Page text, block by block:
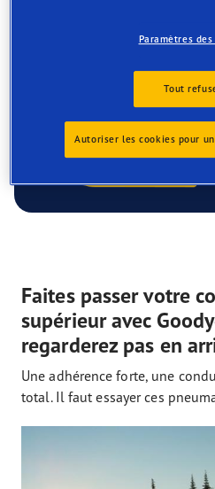
Faites passer votre
supérieur avec
regarderez pas en
Une adhérence forte, une
total. Il faut essayer ces
Paramètres
Tout
Autoriser les cookies pour